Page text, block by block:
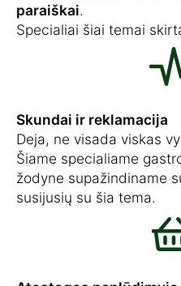
paraiškai.
Specialiai šiai temai
Skundai ir reklamacija
Deja, ne visada viskas
Šiame specialiame
žodyne supažindiname
susijusių su šia tema.